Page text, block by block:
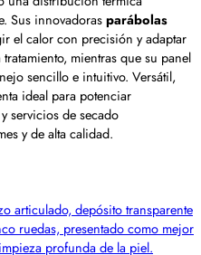
Sus innovadorasparábolas
el calor con precisión y adaptar
mientras que su panel
sencillo e intuitivo. Versátil,
ideal para potenciar
servicios de secado
y de alta calidad.